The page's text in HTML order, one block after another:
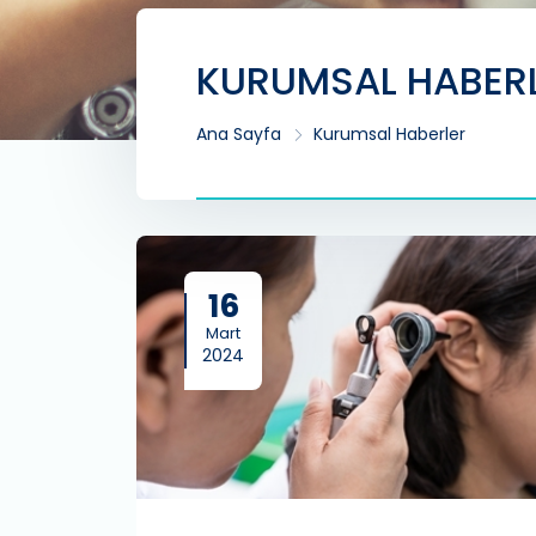
KURUMSAL
Ana Sayfa Kurumsal Haberler
16
Mart
2024